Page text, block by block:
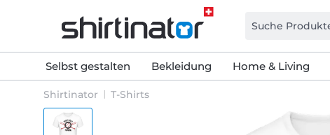
Selbst gestalten Bekleidung Home & Living
Shirtinator T-Shirts